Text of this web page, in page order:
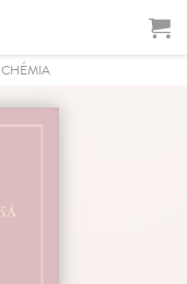
CHÉMIA